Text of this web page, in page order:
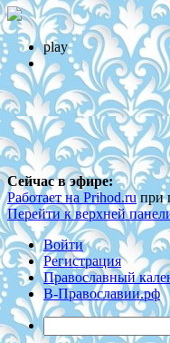
play
Сейчас в эфире:
Работает на Prihod.ruпри
Перейти к верхней
Войти
Регистрация
Православный
В-Православии.рф